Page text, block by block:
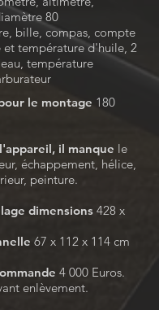
80
bille, compas, compte
température d'huile, 2
température
le montage 180
il manque le
échappement, hélice,
peinture.
dimensions 428 x
67 x 112 x 114 cm
4 000 Euros.
enlèvement.